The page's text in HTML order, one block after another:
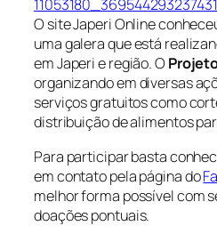
O site Japeri Online
uma galera que está
em Japeri e região. O
organizando em diversas
serviços gratuitos como
distribuição de alimentos
Para participar basta
em contato pela página do
melhor forma possível com
doações pontuais.